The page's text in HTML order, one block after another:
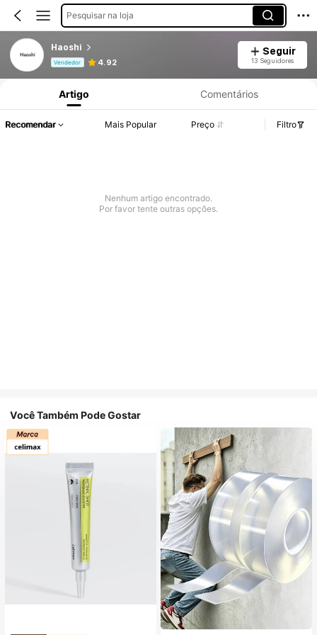
Pesquisar na loja
Haoshi
Vendedor 4.92
Seguir
13 Seguidores
Informações do Produto: Divulgação de Preço, Vendas e Detalhes de Stock.
Artigo Comentários
Recomendar Mais Popular Preço Filtro
Nenhum artigo encontrado.
Por favor tente outras opções.
Você Também Pode Gostar